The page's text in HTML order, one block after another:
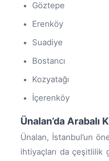
Göztepe
Erenköy
Suadiye
Bostancı
Kozyatağı
İçerenköy
Ünalan’da Arabalı
Ünalan, İstanbul’un
ihtiyaçları da çeşitlilik